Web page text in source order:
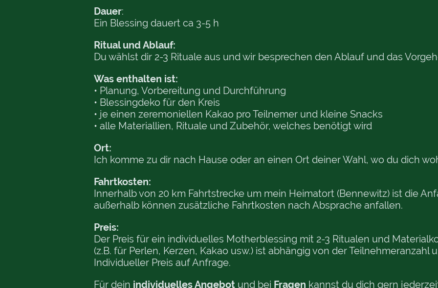
Dauer:
Ein Blessing dauert ca 3-5 h
Ritual und Ablauf:
Du wählst dir 2-3 Rituale aus und wir besprechen den Ablauf und das
Was enthalten ist:
• Planung, Vorbereitung und Durchführung
• Blessingdeko für den Kreis
• je einen zeremoniellen Kakao pro Teilnemer und kleine Snacks
• alle Materiallien, Rituale und Zubehör, welches benötigt wird
Ort:
Ich komme zu dir nach Hause oder an einen Ort deiner Wahl, wo du dich
Fahrtkosten:
Innerhalb von 20 km Fahrtstrecke um mein Heimatort (Bennewitz) ist die
außerhalb können zusätzliche Fahrtkosten nach Absprache anfallen.
Preis:
Der Preis für ein individuelles Motherblessing mit 2-3 Ritualen und
(z.B. für Perlen, Kerzen, Kakao usw.) ist abhängig von der Teilnehmeranzahl
Individueller Preis auf Anfrage.
Für dein individuelles Angebot und bei Fragen kannst du dich gern